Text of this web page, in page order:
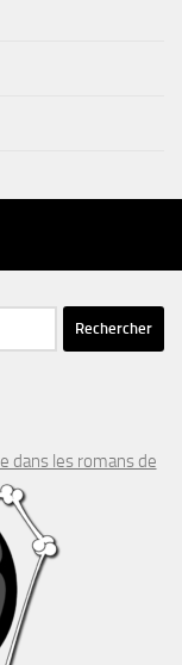
dans les romans de